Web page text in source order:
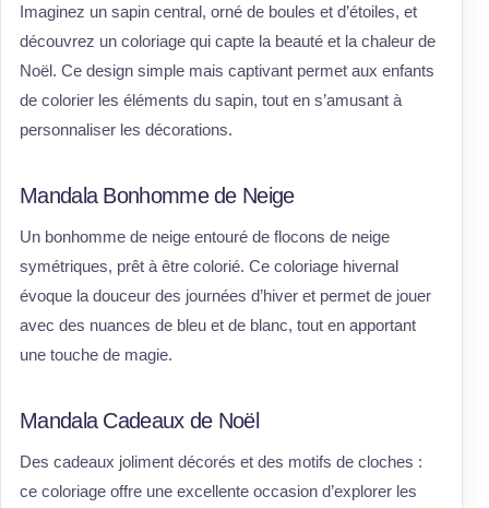
Imaginez un sapin central, orné de boules et d’étoiles, et
découvrez un coloriage qui capte la beauté et la chaleur de
Noël. Ce design simple mais captivant permet aux enfants
de colorier les éléments du sapin, tout en s’amusant à
personnaliser les décorations.
Mandala Bonhomme de Neige
Un bonhomme de neige entouré de flocons de neige
symétriques, prêt à être colorié. Ce coloriage hivernal
évoque la douceur des journées d’hiver et permet de jouer
avec des nuances de bleu et de blanc, tout en apportant
une touche de magie.
Mandala Cadeaux de Noël
Des cadeaux joliment décorés et des motifs de cloches :
ce coloriage offre une excellente occasion d’explorer les